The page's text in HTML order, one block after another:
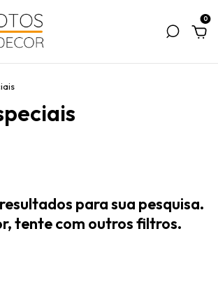
0
para sua pesquisa.
tente com outros filtros.